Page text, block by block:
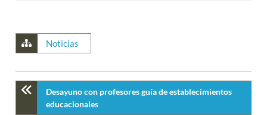
Noticias
Desayuno con profesores guía de establecimientos
educacionales